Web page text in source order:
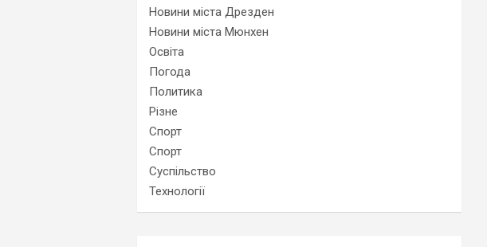
Новини міста Дрезден
Новини міста Мюнхен
Освіта
Погода
Политика
Різне
Спорт
Спорт
Суспільство
Технології